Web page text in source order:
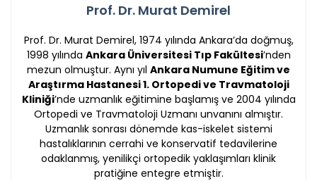
Prof. Dr. Murat Demirel
Prof. Dr. Murat Demirel, 1974 yılında Ankara’da doğmuş,
1998 yılında Ankara Üniversitesi Tıp Fakültesi’nden
mezun olmuştur. Aynı yıl Ankara Numune Eğitim ve
Araştırma Hastanesi 1. Ortopedi ve Travmatoloji
Kliniği’nde uzmanlık eğitimine başlamış ve 2004 yılında
Ortopedi ve Travmatoloji Uzmanı unvanını almıştır.
Uzmanlık sonrası dönemde kas-iskelet sistemi
hastalıklarının cerrahi ve konservatif tedavilerine
odaklanmış, yenilikçi ortopedik yaklaşımları klinik
pratiğine entegre etmiştir.